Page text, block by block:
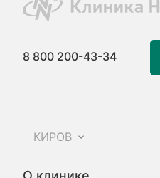
8 800 200-43-34
КИРОВ